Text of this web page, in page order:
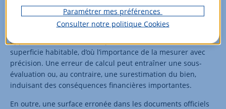
Connaître la surface habitable d’un bien est essentiel pour
fixer son prix au m² et réaliser une estimation immobilière
juste. En effet, le prix de vente d’une maison ou d’un
appartement est souvent exprimé en fonction de la
superficie habitable, d’où l’importance de la mesurer avec
précision. Une erreur de calcul peut entraîner une sous-
évaluation ou, au contraire, une surestimation du bien,
induisant des conséquences financières importantes.
En outre, une surface erronée dans les documents officiels
Paramétrer mes préférences
Consulter notre politique Cookies